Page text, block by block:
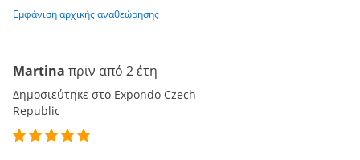
Εμφάνιση αρχικής αναθεώρησης
Martina πριν από 2 έτη
Δημοσιεύτηκε στο Expondo Czech
Republic